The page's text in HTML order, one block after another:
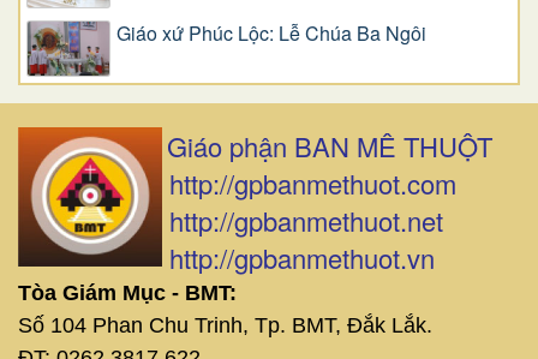
Giáo xứ Phúc Lộc: Lễ Chúa Ba Ngôi
Giáo phận BAN MÊ THUỘT
http://gpbanmethuot.com
http://gpbanmethuot.net
http://gpbanmethuot.vn
Tòa Giám Mục - BMT:
Số 104 Phan Chu Trinh, Tp. BMT, Đắk Lắk.